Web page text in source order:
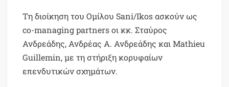
Τη διοίκηση του Ομίλου Sani/Ikos ασκούν ως
co-managing partners οι κκ. Σταύρος
Ανδρεάδης, Ανδρέας Α. Ανδρεάδης και Mathieu
Guillemin, με τη στήριξη κορυφαίων
επενδυτικών σχημάτων.